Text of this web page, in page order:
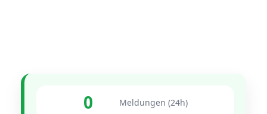
0 Meldungen (24h)